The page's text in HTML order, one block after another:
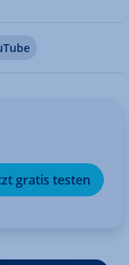
gratis testen